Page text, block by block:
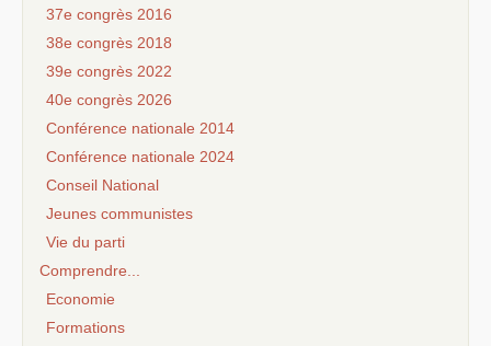
37e congrès 2016
38e congrès 2018
39e congrès 2022
40e congrès 2026
Conférence nationale 2014
Conférence nationale 2024
Conseil National
Jeunes communistes
Vie du parti
Comprendre...
Economie
Formations